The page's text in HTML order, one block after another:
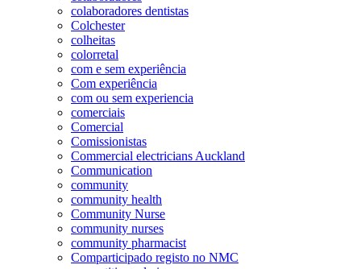
colaboradores dentistas
Colchester
colheitas
colorretal
com e sem experiência
Com experiência
com ou sem experiencia
comerciais
Comercial
Comissionistas
Commercial electricians Auckland
Communication
community
community health
Community Nurse
community nurses
community pharmacist
Comparticipado registo no NMC